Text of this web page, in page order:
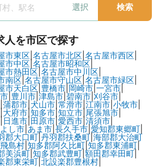
選択 検索
人を市区で探す
市東区| 名古屋市北区| 名古屋市西区|
市中区|名古屋市昭和区|
市熱田区| 名古屋市中川区|
南区| 名古屋市守山区| 名古屋市緑区|
市天白区| 豊橋市| 岡崎市| 一宮市|
| 豊川市| 津島市| 碧南市| 刈谷市|
蒲郡市| 犬山市| 常滑市| 江南市| 小牧市|
|大府市|知多市|知立市|尾張旭市|
| 日進市|田原市|愛西市|清須市|
し市| あま市| 長久手市| 愛知郡東郷町|
郡大口町| 丹羽郡扶桑町| 海部郡大治町
島村| 知多郡阿久比町| 知多郡東浦町|
美浜町| 知多郡武豊町| 額田郡幸田町|
郡東栄町| 北設楽郡豊根村|